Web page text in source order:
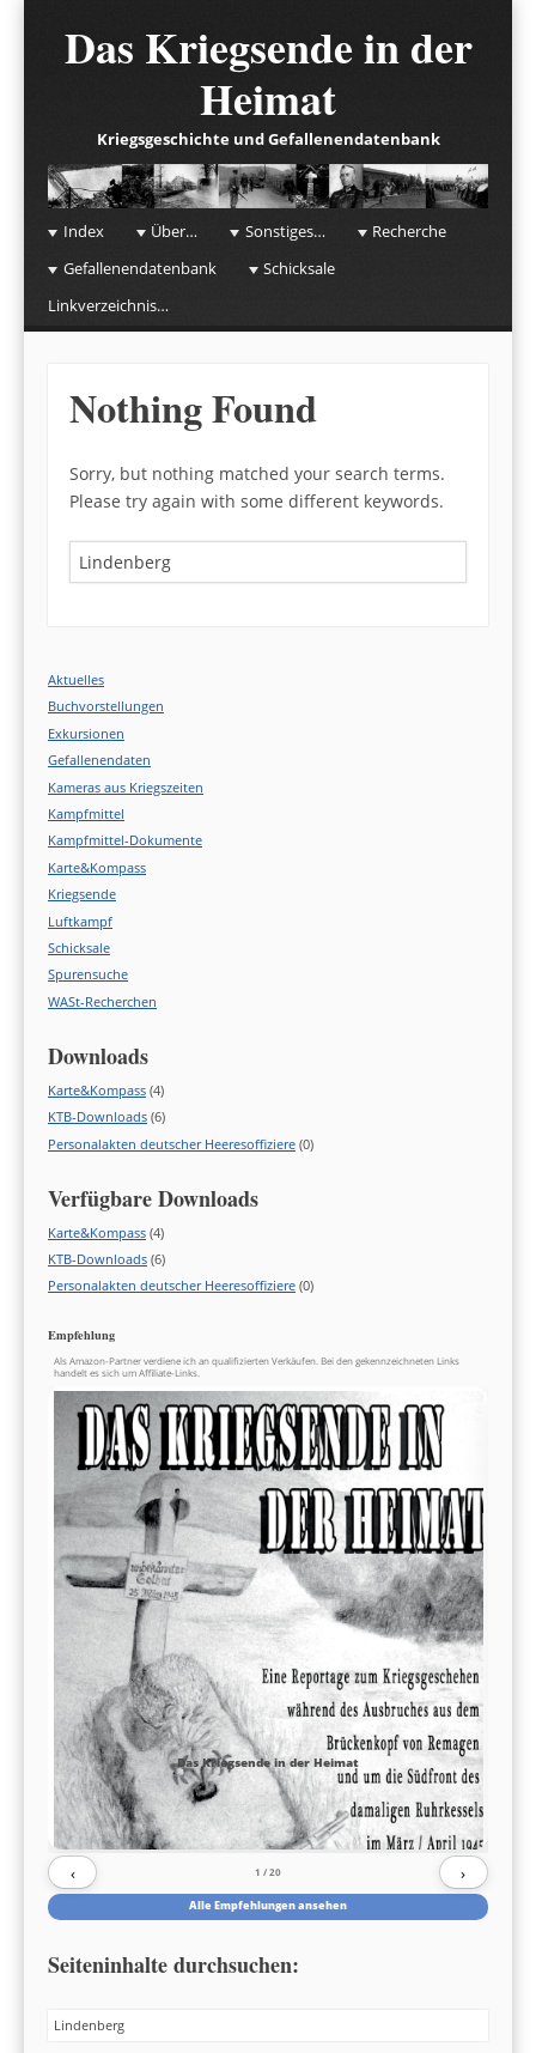
Das Kriegsende in der
Heimat
Kriegsgeschichte und Gefallenendatenbank
☰Menu
Skip to content
Index Über… Sonstiges…
Recherche
Gefallenendatenbank
Schicksale
Linkverzeichnis…
Nothing Found
Sorry, but nothing matched your search terms.
Please try again with some different keywords.
Search
Aktuelles
Buchvorstellungen
Exkursionen
Gefallenendaten
Kameras aus Kriegszeiten
Kampfmittel
Kampfmittel-Dokumente
Karte&Kompass
Kriegsende
Luftkampf
Schicksale
Spurensuche
WASt-Recherchen
Downloads
Karte&Kompass (4)
KTB-Downloads (6)
Personalakten deutscher Heeresoffiziere (0)
Verfügbare Downloads
Karte&Kompass (4)
KTB-Downloads (6)
Personalakten deutscher Heeresoffiziere (0)
Empfehlung
Als Amazon-Partner verdiene ich an qualifizierten Verkäufen. Bei den gekennzeichneten Links
handelt es sich um Affiliate-Links.
Das Kriegsende in der Heimat
‹ 1 / 20 ›
Alle Empfehlungen ansehen
Seiteninhalte durchsuchen:
Search